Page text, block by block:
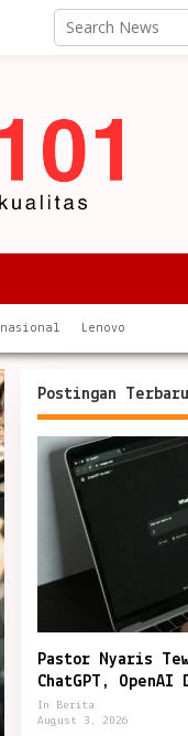
nasional Lenovo
Otomotif
SUV Rp
Pilihan
Postingan Terbaru
Pastor Nyaris
ChatGPT,
Francisco
In Berita
August 3, 2026